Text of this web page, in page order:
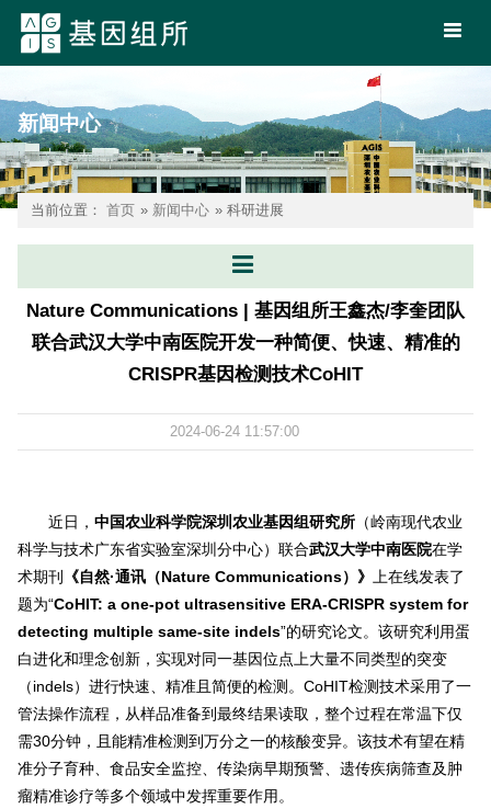
新闻中心
当前位置： 首页 » 新闻中心 » 科研进展
Nature Communications | 基因组所王鑫杰/李奎团队
联合武汉大学中南医院开发一种简便、快速、精准的
CRISPR基因检测技术CoHIT
2024-06-24 11:57:00
近日， 中国农业科学院深圳农业基因组研究所（岭南现代农业
科学与技术广东省实验室深圳分中心）联合武汉大学中南医院在学
术期刊
《自然·通讯（Nature Communications）》
上在线发表了
题为“CoHIT: a one-pot ultrasensitive ERA-CRISPR system for
detecting multiple same-site indels”的研究论文。该研究利用蛋
白进化和理念创新，实现对同一基因位点上大量不同类型的突变
（indels）进行快速、精准且简便的检测。CoHIT检测技术采用了一
管法操作流程，从样品准备到最终结果读取，整个过程在常温下仅
需30分钟，且能精准检测到万分之一的核酸变异。该技术有望在精
准分子育种、食品安全监控、传染病早期预警、遗传疾病筛查及肿
瘤精准诊疗等多个领域中发挥重要作用。